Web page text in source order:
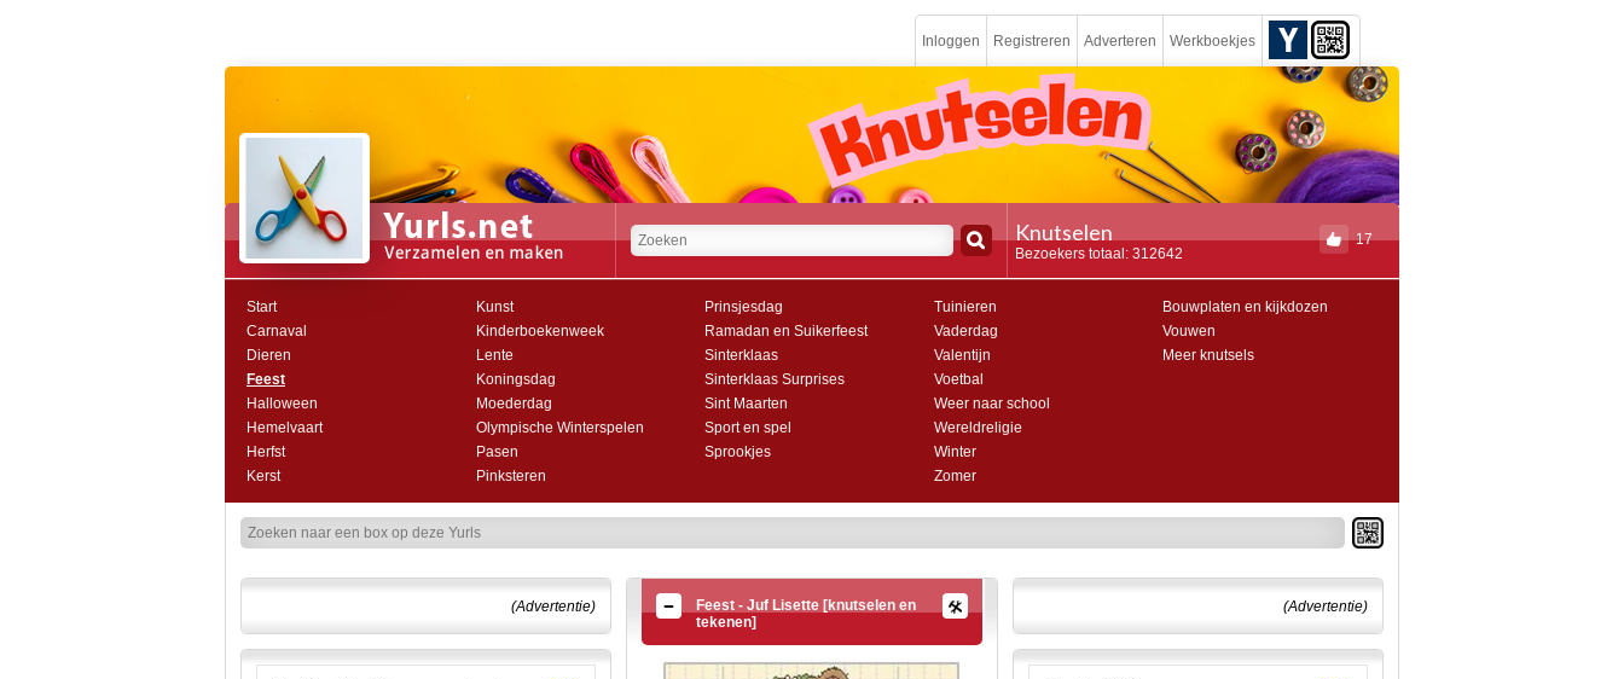
Inloggen Registreren Adverteren Werkboekjes
17
Knutselen
Bezoekers totaal: 312642
Start
Carnaval
Dieren
Feest
Halloween
Hemelvaart
Herfst
Kerst
Kunst
Kinderboekenweek
Lente
Koningsdag
Moederdag
Olympische Winterspelen
Pasen
Pinksteren
Prinsjesdag
Ramadan en Suikerfeest
Sinterklaas
Sinterklaas Surprises
Sint Maarten
Sport en spel
Sprookjes
Tuinieren
Vaderdag
Valentijn
Voetbal
Weer naar school
Wereldreligie
Winter
Zomer
Bouwplaten en kijkdozen
Vouwen
Meer knutsels
(Advertentie)
Feest - Juf Lisette [knutselen en
tekenen]
(Advertentie)